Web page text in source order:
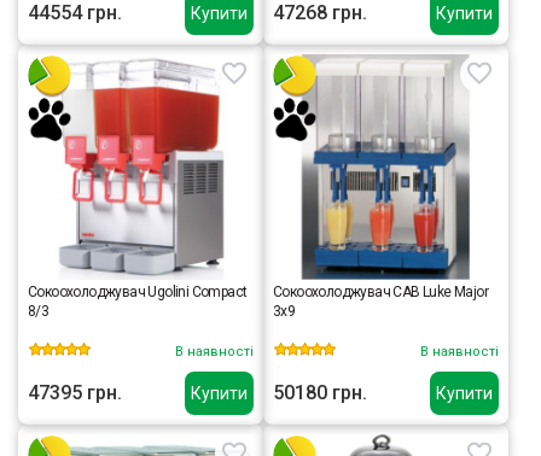
Купити
44554 грн. Купити
47268 грн.
Купити
Сокоохолоджувач Ugolini Compact
8/3
В наявності
47395 грн. Купити
Сокоохолоджувач CAB Luke Major
3x9
В наявності
50180 грн.